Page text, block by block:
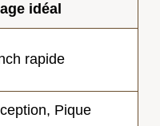
idéal
rapide
Pique